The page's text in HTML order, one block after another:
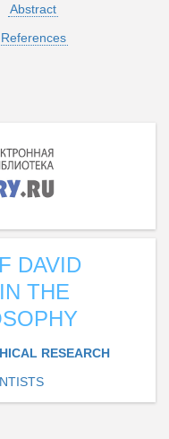
Abstract
References
DAVID
THE
RESEARCH